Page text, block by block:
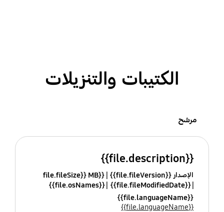
الكتيبات والتنزيلات
مرشح
{{file.description}}
الإصدار {{file.fileVersion}}
{{file.fileSize}} MB
{{file.fileModifiedDate}}
{{file.osNames}}
{{file.languageName}}
{{file.languageName}}